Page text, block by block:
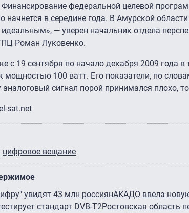
федеральной целевой
начнется в середине года. В Амурской
— уверен начальник отдела
Роман Луковенко.
с 19 сентября по начало декабря 2009 года
мощностью 100 ватт. Его показатели, по
аналоговый сигнал порой принимался плохо,
sat.net
цифровое вещание
увидят 43 млн россиянАКАДО ввела
стандарт DVB-Т2Ростовская область